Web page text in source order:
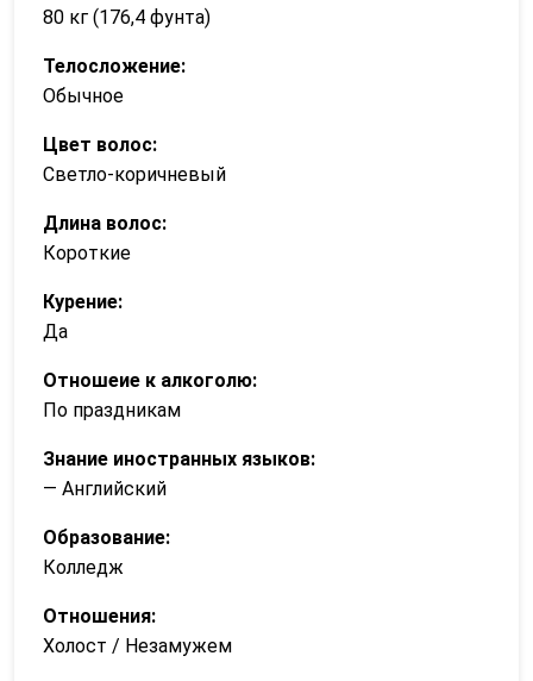
80 кг (176,4 фунта)
Телосложение:
Обычное
Цвет волос:
Светло-коричневый
Длина волос:
Короткие
Курение:
Да
Отношеие к алкоголю:
По праздникам
Знание иностранных языков:
— Английский
Образование:
Колледж
Отношения:
Холост / Незамужем